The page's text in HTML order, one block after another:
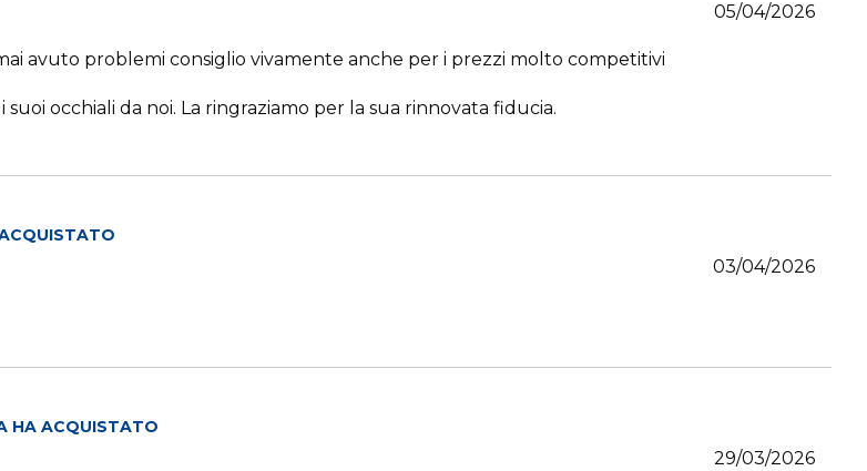
05/04/2026
avuto problemi consiglio vivamente anche per i prezzi molto competitivi
occhiali da noi. La ringraziamo per la sua rinnovata fiducia.
03/04/2026
HA ACQUISTATO
29/03/2026